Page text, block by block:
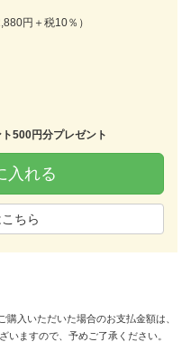
円＋税10％）
500円分プレゼント
入れる
ちら
入いただいた場合のお支払金額は、
いますので、予めご了承ください。